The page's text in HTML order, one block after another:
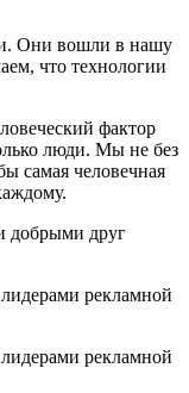
Они вошли в нашу
что технологии
фактор
люди. Мы не без
самая человечная
добрыми друг